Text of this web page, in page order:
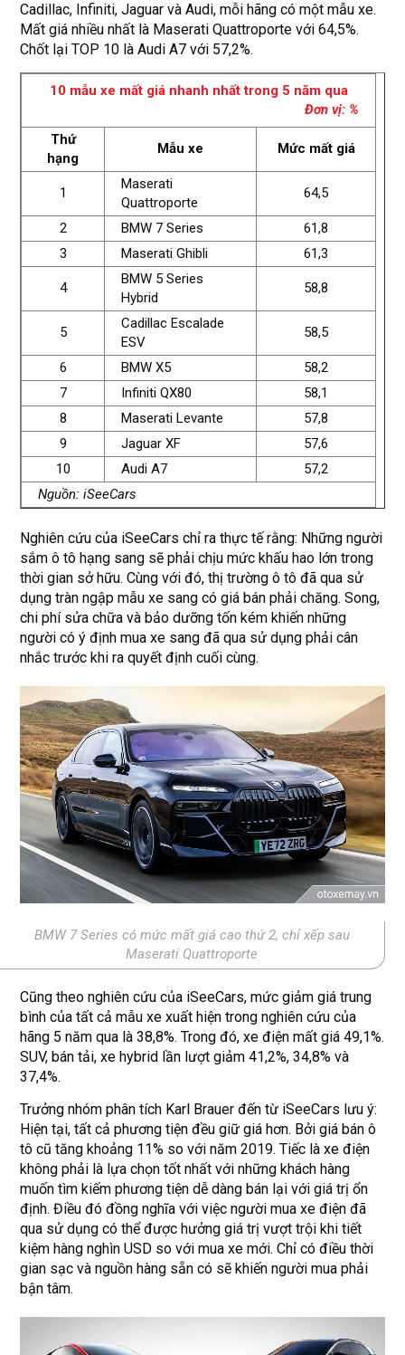
Cadillac, Infiniti, Jaguar và Audi, mỗi hãng có một mẫu xe.
Mất giá nhiều nhất là Maserati Quattroporte với 64,5%.
Chốt lại TOP 10 là Audi A7 với 57,2%.
10 mẫu xe mất giá nhanh nhất trong 5 năm qua
Đơn vị: %
Thứ
hạng
Mẫu xe Mức mất giá
1
Maserati
Quattroporte
64,5
2 BMW 7 Series
61,8
3
Maserati Ghibli 61,3
4
BMW 5 Series
Hybrid
58,8
5
Cadillac Escalade
ESV
58,5
6 BMW X5
58,2
7
Infiniti QX80
58,1
8
Maserati Levante
57,8
9
Jaguar XF
57,6
10
Audi A7
57,2
Nguồn: iSeeCars
Nghiên cứu của iSeeCars chỉ ra thực tế rằng: Những người
sắm ô tô hạng sang sẽ phải chịu mức khấu hao lớn trong
thời gian sở hữu. Cùng với đó, thị trường ô tô đã qua sử
dụng tràn ngập mẫu xe sang có giá bán phải chăng. Song,
chi phí sửa chữa và bảo dưỡng tốn kém khiến những
người có ý định mua xe sang đã qua sử dụng phải cân
nhắc trước khi ra quyết định cuối cùng.
BMW 7 Series có mức mất giá cao thứ 2, chỉ xếp sau
Maserati Quattroporte
Cũng theo nghiên cứu của iSeeCars, mức giảm giá trung
bình của tất cả mẫu xe xuất hiện trong nghiên cứu của
hãng 5 năm qua là 38,8%. Trong đó, xe điện mất giá 49,1%.
SUV, bán tải, xe hybrid lần lượt giảm 41,2%, 34,8% và
37,4%.
Trưởng nhóm phân tích Karl Brauer đến từ iSeeCars lưu ý:
Hiện tại, tất cả phương tiện đều giữ giá hơn. Bởi giá bán ô
tô cũ tăng khoảng 11% so với năm 2019. Tiếc là xe điện
không phải là lựa chọn tốt nhất với những khách hàng
muốn tìm kiếm phương tiện dễ dàng bán lại với giá trị ổn
định. Điều đó đồng nghĩa với việc người mua xe điện đã
qua sử dụng có thể được hưởng giá trị vượt trội khi tiết
kiệm hàng nghìn USD so với mua xe mới. Chỉ có điều thời
gian sạc và nguồn hàng sẵn có sẽ khiến người mua phải
bận tâm.